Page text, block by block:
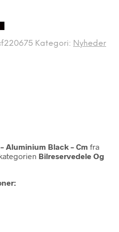
Kategori: Nyheder
Aluminium Black – Cm fra
Bilreservedele Og